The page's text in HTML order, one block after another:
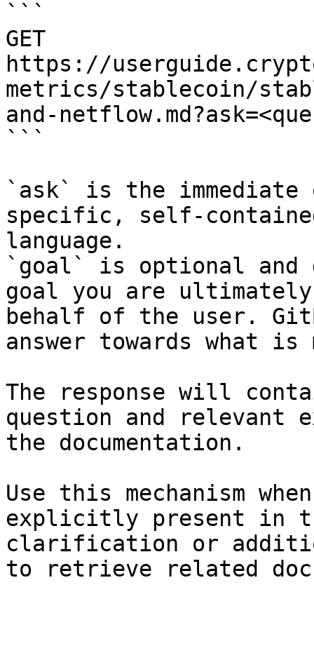
```
GET
https://
metrics/stablecoin/
and-
```
`ask` is the
specific, self-
language.
`goal` is optional and
goal you are
behalf of the user.
answer towards what
The response will
question and relevant
the documentation.
Use this mechanism
explicitly present in
clarification or